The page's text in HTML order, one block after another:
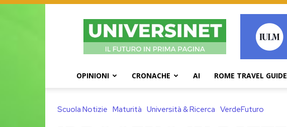
UniversiNet
Magazine
OPINIONI CRONACHE AI ROME TRAVEL GUIDE
Scuola Notizie Maturità Università & Ricerca VerdeFuturo